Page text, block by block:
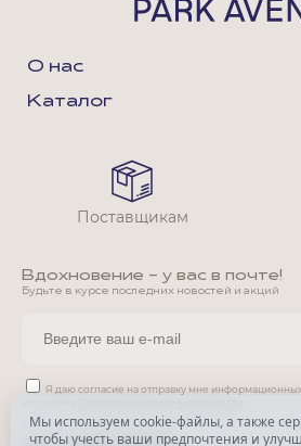
О нас
Каталог
Вдохновение - у вас в почте!
Будьте в курсе последних новостей и акций
Я даю согласие на отправку мне
Поставщикам
Мы используем cookie-файлы, а также
чтобы учесть ваши предпочтения и